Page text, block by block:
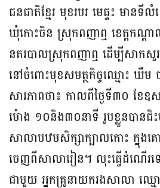
ជនជាតិខ្មែរ មុខរបរ មេផ្ទះ មាន
ឃុំកោះចិន ស្រុកពញាឮ ខេត្តកណ្តា
នគរបាលស្រុកពញាឮ ដើម្បីសាកសួ
នៅចំពោះមុខសមត្ថកិច្ចឈ្មោះ ឃឹម ថ
សារភាពថា៖ កាលពីថ្ងៃទី៣០ ខែឧ
ម៉ោង ១០និង៣០នាទី រូបខ្លួនបានជិះ
សាលាបឋមសិក្សាក្បាលកោះ ក្
ចេញពីសាលារៀន។ លុះធ្វើដំណើ
ជាមួយ អ្នកគ្រូនាយករងសាលា ឈ្